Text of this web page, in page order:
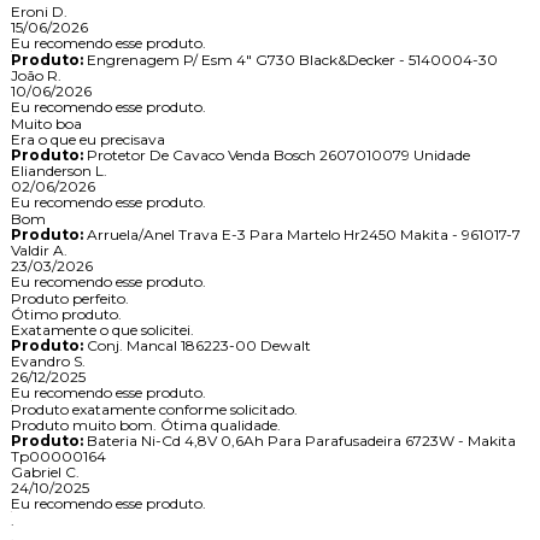
Eroni D.
15/06/2026
Eu recomendo esse produto.
Produto:Engrenagem P/ Esm 4" G730 Black&Decker - 5140004-30
João R.
10/06/2026
Eu recomendo esse produto.
Muito boa
Era o que eu precisava
Produto:Protetor De Cavaco Venda Bosch 2607010079 Unidade
Elianderson L.
02/06/2026
Eu recomendo esse produto.
Bom
Produto:Arruela/Anel Trava E-3 Para Martelo Hr2450 Makita - 961017-7
Valdir A.
23/03/2026
Eu recomendo esse produto.
Produto perfeito.
Ótimo produto.
Exatamente o que solicitei.
Produto:Conj. Mancal 186223-00 Dewalt
Evandro S.
26/12/2025
Eu recomendo esse produto.
Produto exatamente conforme solicitado.
Produto muito bom. Ótima qualidade.
Produto:Bateria Ni-Cd 4,8V 0,6Ah Para Parafusadeira 6723W - Makita
Tp00000164
Gabriel C.
24/10/2025
Eu recomendo esse produto.